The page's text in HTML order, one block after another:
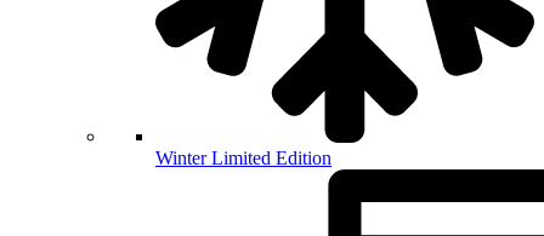
Winter Limited Edition